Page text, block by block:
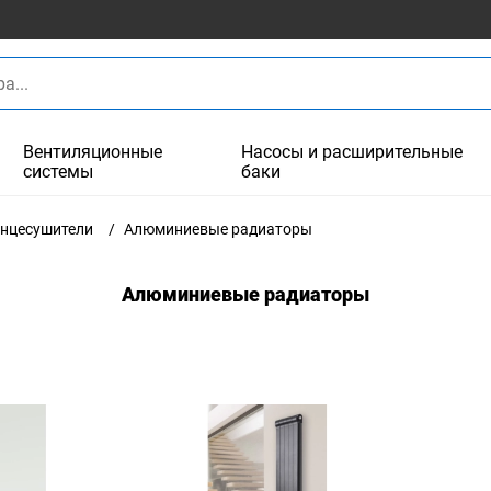
Вентиляционные
системы
Насосы и расширительные
баки
Алюминиевые радиаторы
Алюминиевые радиаторы